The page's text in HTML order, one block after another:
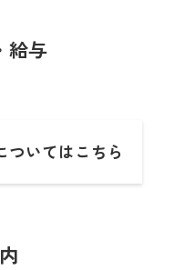
給与
ついてはこちら